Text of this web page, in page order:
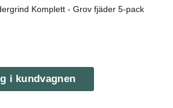
Komplett - Grov fjäder 5-pack
i kundvagnen